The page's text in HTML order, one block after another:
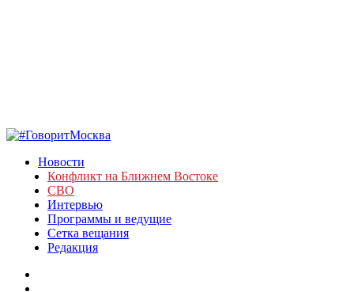
Новости
Конфликт на Ближнем Востоке
СВО
Интервью
Программы и ведущие
Сетка вещания
Редакция